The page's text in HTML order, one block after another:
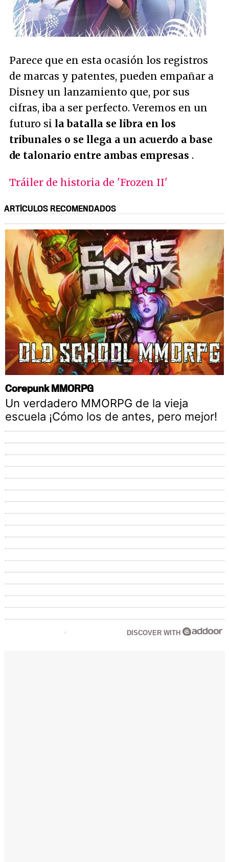
Parece que en esta ocasión los registros
de marcas y patentes, pueden empañar a
Disney un lanzamiento que, por sus
cifras, iba a ser perfecto. Veremos en un
futuro si la batalla se libra en los
tribunales o se llega a un acuerdo a base
de talonario entre ambas empresas .
Tráiler de historia de 'Frozen II'
ARTÍCULOS RECOMENDADOS
Corepunk MMORPG
Un verdadero MMORPG de la vieja
escuela ¡Cómo los de antes, pero mejor!
DISCOVER WITH